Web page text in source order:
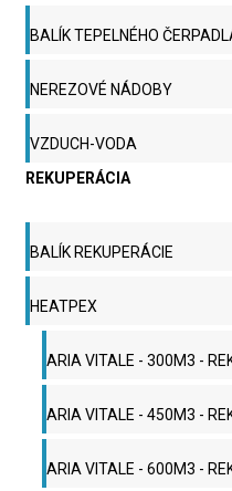
BALÍK TEPELNÉHO
NEREZOVÉ NÁDOBY
VZDUCH-VODA
REKUPERÁCIA
BALÍK REKUPERÁCIE
HEATPEX
ARIA VITALE - 300M3 -
ARIA VITALE - 450M3 -
ARIA VITALE - 600M3 -